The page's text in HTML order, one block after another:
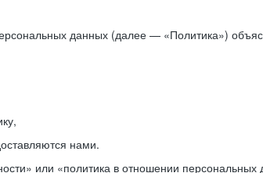
данных (далее — «Политика»)
нами.
или «политика в отношении